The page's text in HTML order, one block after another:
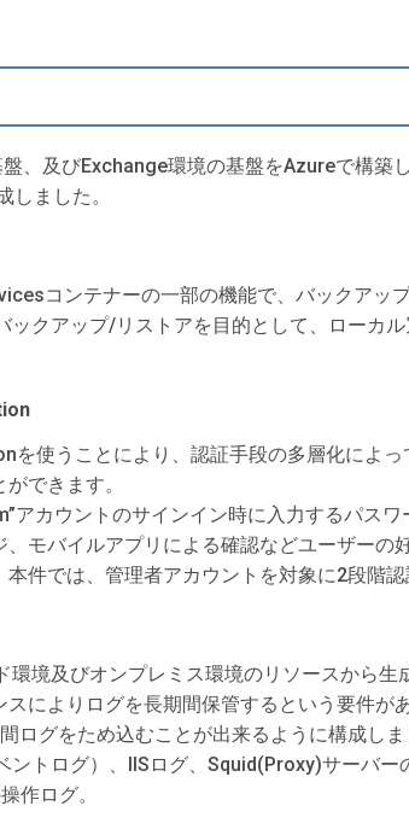
、及びExchange環境の基盤をAzureで構築
ました。
コンテナーの一部の機能で、バックアッ
ックアップ/リストアを目的として、ローカ
使うことにより、認証手段の多層化によ
できます。
カウントのサインイン時に入力するパス
モバイルアプリによる確認などユーザーの
件では、管理者アカウントを対象に2段階認
境及びオンプレミス環境のリソースから
によりログを長期間保管するという要件が
ログをため込むことが出来るように構成しま
トログ）、IISログ、Squid(Proxy)サーバー
作ログ。